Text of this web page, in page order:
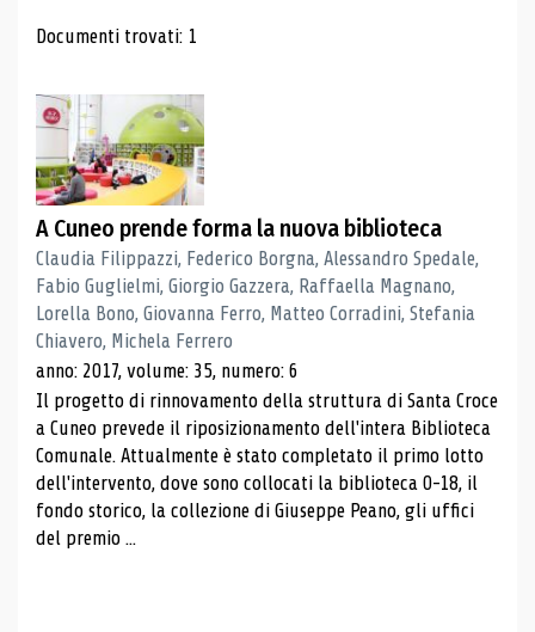
Risultati di ricerca
Documenti trovati: 1
A Cuneo prende forma la nuova biblioteca
Claudia Filippazzi, Federico Borgna, Alessandro Spedale,
Fabio Guglielmi, Giorgio Gazzera, Raffaella Magnano,
Lorella Bono, Giovanna Ferro, Matteo Corradini, Stefania
Chiavero, Michela Ferrero
anno: 2017, volume: 35, numero: 6
Il progetto di rinnovamento della struttura di Santa Croce
a Cuneo prevede il riposizionamento dell'intera Biblioteca
Comunale. Attualmente è stato completato il primo lotto
dell'intervento, dove sono collocati la biblioteca 0-18, il
fondo storico, la collezione di Giuseppe Peano, gli uffici
del premio ...